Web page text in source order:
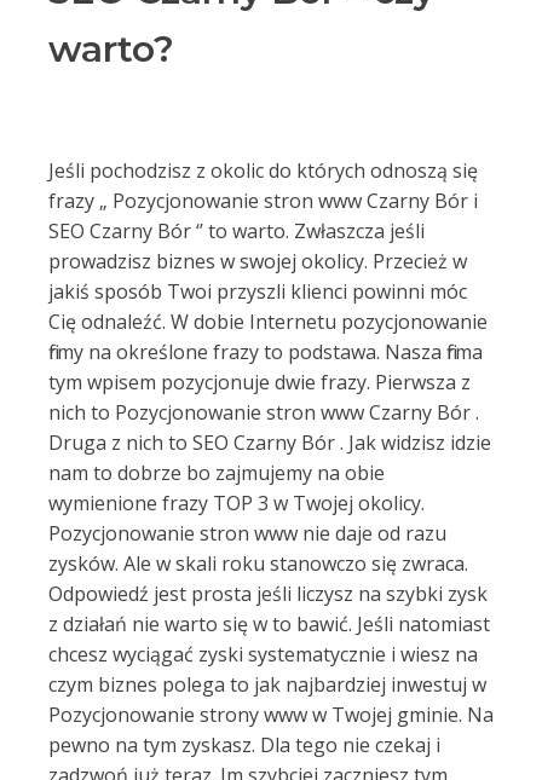
warto?
Jeśli pochodzisz z okolic do których odnoszą się
frazy „ Pozycjonowanie stron www Czarny Bór i
SEO Czarny Bór ‘’ to warto. Zwłaszcza jeśli
prowadzisz biznes w swojej okolicy. Przecież w
jakiś sposób Twoi przyszli klienci powinni móc
Cię odnaleźć. W dobie Internetu pozycjonowanie
firmy na określone frazy to podstawa. Nasza firma
tym wpisem pozycjonuje dwie frazy. Pierwsza z
nich to Pozycjonowanie stron www Czarny Bór .
Druga z nich to SEO Czarny Bór . Jak widzisz idzie
nam to dobrze bo zajmujemy na obie
wymienione frazy TOP 3 w Twojej okolicy.
Pozycjonowanie stron www nie daje od razu
zysków. Ale w skali roku stanowczo się zwraca.
Odpowiedź jest prosta jeśli liczysz na szybki zysk
z działań nie warto się w to bawić. Jeśli natomiast
chcesz wyciągać zyski systematycznie i wiesz na
czym biznes polega to jak najbardziej inwestuj w
Pozycjonowanie strony www w Twojej gminie. Na
pewno na tym zyskasz. Dla tego nie czekaj i